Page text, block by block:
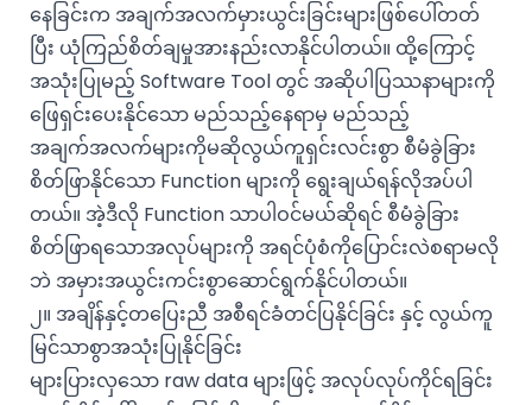
နေခြင်းက အချက်အလက်မှားယွင်းခြင်းများဖြစ်ပေါ်တတ်
ပြီး ယုံကြည်စိတ်ချမှုအားနည်းလာနိုင်ပါတယ်။ ထို့ကြောင့်
အသုံးပြုမည့် Software Tool တွင် အဆိုပါပြဿနာများကို
ဖြေရှင်းပေးနိုင်သော မည်သည့်နေရာမှ မည်သည့်
အချက်အလက်များကိုမဆိုလွယ်ကူရှင်းလင်းစွာ စီမံခွဲခြား
စိတ်ဖြာနိုင်သော Function များကို ရွေးချယ်ရန်လိုအပ်ပါ
တယ်။ အဲ့ဒီလို Function သာပါဝင်မယ်ဆိုရင် စီမံခွဲခြား
စိတ်ဖြာရသောအလုပ်များကို အရင်ပုံစံကိုပြောင်းလဲစရာမလို
ဘဲ အမှားအယွင်းကင်းစွာဆောင်ရွက်နိုင်ပါတယ်။
၂။ အချိန်နှင့်တပြေးညီ အစီရင်ခံတင်ပြနိုင်ခြင်း နှင့် လွယ်ကူ
မြင်သာစွာအသုံးပြုနိုင်ခြင်း
များပြားလှသော raw data များဖြင့် အလုပ်လုပ်ကိုင်ရခြင်း